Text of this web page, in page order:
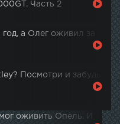
Часть 2
а Олег оживил за
Посмотри и забудь
оживить Опель. И